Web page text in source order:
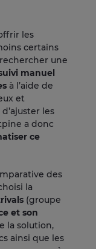
les
certains
une
manuel
à l’aide de
et
les
a donc
ce
des
la
(groupe
et son
la solution,
ainsi que les